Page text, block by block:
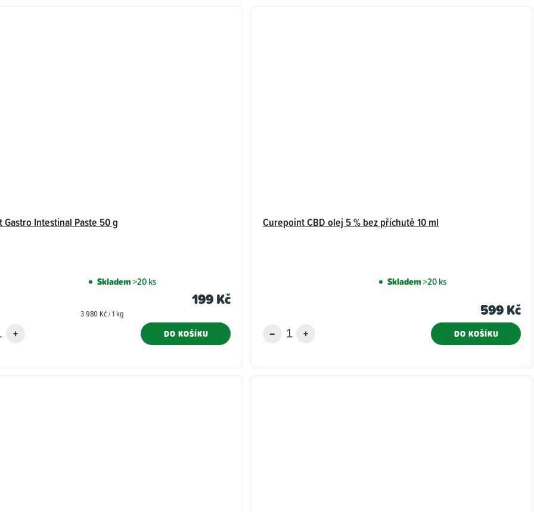
Gastro Intestinal Paste 50 g
Skladem>20 ks
199 Kč
Měrná
3 980 Kč / 1 kg
DO KOŠÍKU
Curepoint CBD olej 5 % bez příchutě 10 ml
Skladem>20 ks
599 Kč
DO KOŠÍKU